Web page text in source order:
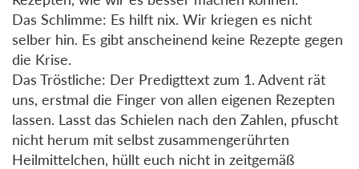
Das Schlimme: Es hilft nix. Wir kriegen es nicht
selber hin. Es gibt anscheinend keine Rezepte gegen
die Krise.
Das Tröstliche: Der Predigttext zum 1. Advent rät
uns, erstmal die Finger von allen eigenen Rezepten
lassen. Lasst das Schielen nach den Zahlen, pfuscht
nicht herum mit selbst zusammengerührten
Heilmittelchen, hüllt euch nicht in zeitgemäß